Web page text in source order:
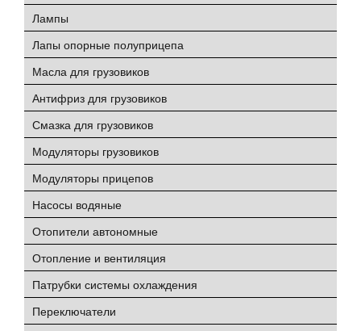
Лампы
Лапы опорные полуприцепа
Масла для грузовиков
Антифриз для грузовиков
Смазка для грузовиков
Модуляторы грузовиков
Модуляторы прицепов
Насосы водяные
Отопители автономные
Отопление и вентиляция
Патрубки системы охлаждения
Переключатели